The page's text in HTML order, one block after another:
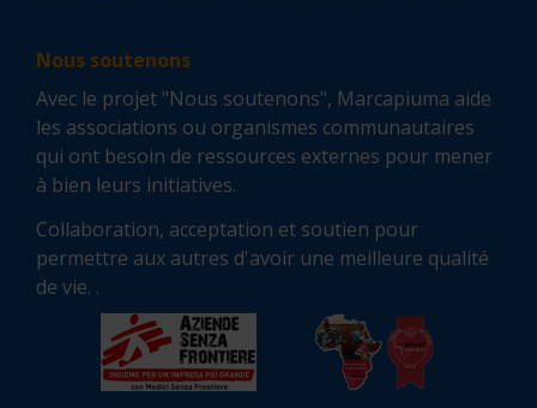
Nous soutenons
Avec le projet "Nous soutenons", Marcapiuma aide
les associations ou organismes communautaires
qui ont besoin de ressources externes pour mener
à bien leurs initiatives.
Collaboration, acceptation et soutien pour
permettre aux autres d'avoir une meilleure qualité
de vie. .